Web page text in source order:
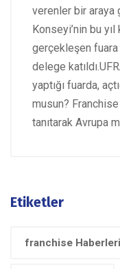
verenler bir araya
Konseyi’nin bu
gerçekleşen fuara
delege
yaptığı fuarda,
musun? Franchise
tanıtarak Avrupa
Etiketler
franchise Haberleri